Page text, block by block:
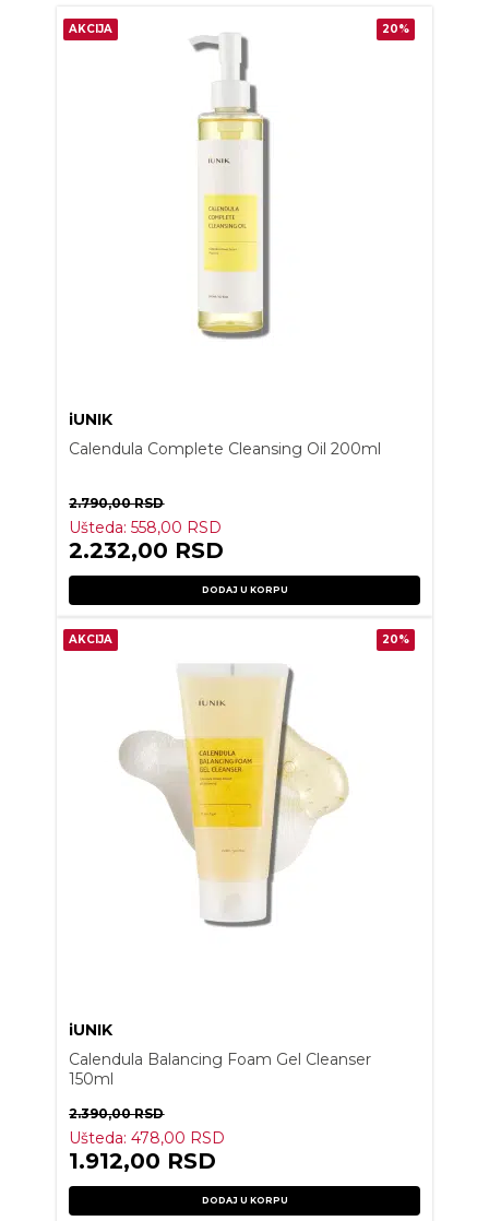
AKCIJA 20%
iUNIK
Calendula Complete Cleansing Oil 200ml
2.790,00RSD
Ušteda:558,00 RSD
2.232,00 RSD
DODAJ U KORPU
AKCIJA 20%
iUNIK
Calendula Balancing Foam Gel Cleanser
150ml
2.390,00RSD
Ušteda:478,00 RSD
1.912,00 RSD
DODAJ U KORPU